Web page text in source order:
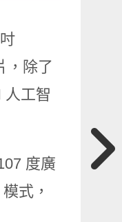
，除了
人工智
度廣
式，